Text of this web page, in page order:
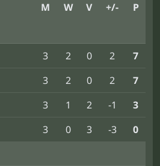
M W V +/-
P
3 2 0 2
7
3 2 0 2
7
3 1 2 -1
3
3 0 3 -3
0